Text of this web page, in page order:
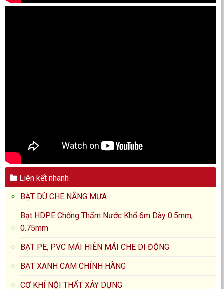
Liên kết nhanh
BẠT DÙ CHE NẮNG MƯA
Bạt HDPE Chống Thấm Nước Khổ 6m Dày 0.5mm,
0.75mm
BẠT PE, PVC MÁI HIÊN MÁI CHE DI ĐỘNG
BẠT XANH CAM CHÍNH HÃNG
CƠ KHÍ NỘI THẤT XÂY DỰNG